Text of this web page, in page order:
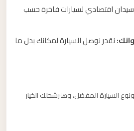
اقتصادي لسيارات فاخرة حسب
نقدر نوصل السيارة لمكانك بدل ما
السيارة المفضل، وهنرشحلك الخيار